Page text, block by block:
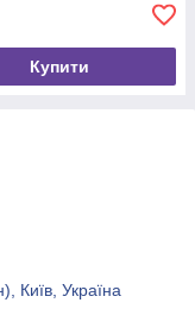
Купити
Київ, Україна